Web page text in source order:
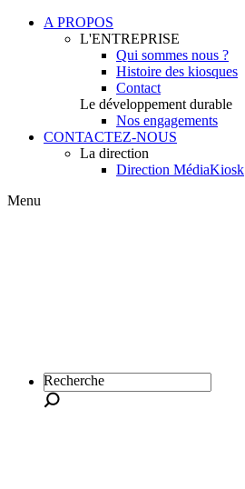
A PROPOS
L'ENTREPRISE
Qui sommes nous ?
Histoire des kiosques
Contact
Le développement durable
Nos engagements
CONTACTEZ-NOUS
La direction
Direction MédiaKiosk
Menu
Recherche